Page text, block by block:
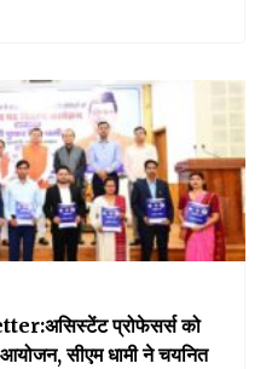
प्रोफेसर्स को
सीएम धामी ने चयनित